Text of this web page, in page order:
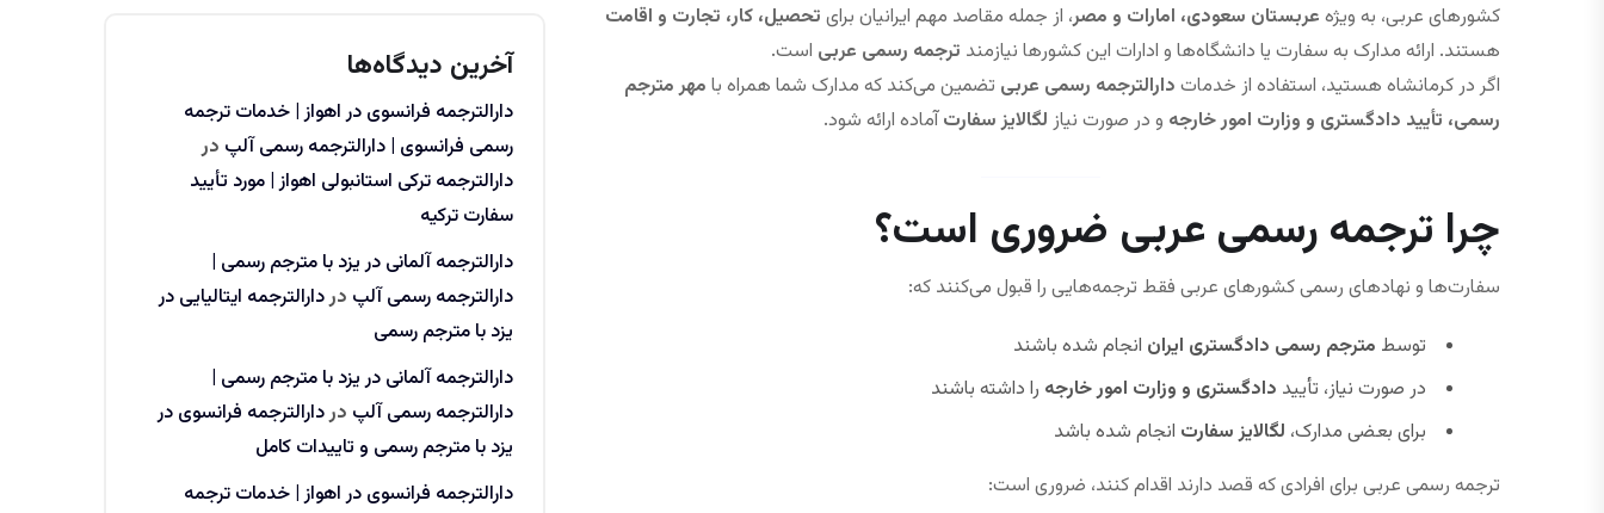
کشورهای عربی، به ویژه عربستان سعودی، امارات و مصر، از جمله مقاصد مهم ایرانیان برای تحصیل، کار، تجارت و اقامت
هستند. ارائه مدارک به سفارت یا دانشگاه‌ها و ادارات این کشورها نیازمند ترجمه رسمی عربی است.
اگر در کرمانشاه هستید، استفاده از خدمات دارالترجمه رسمی عربی تضمین می‌کند که مدارک شما همراه با مهر مترجم
رسمی، تأیید دادگستری و وزارت امور خارجه و در صورت نیاز لگالایز سفارتآماده ارائه شود.
چرا ترجمه رسمی عربی ضروری است؟
سفارت‌ها و نهادهای رسمی کشورهای عربی فقط ترجمه‌هایی را قبول می‌کنند که:
توسط مترجم رسمی دادگستری ایران انجام شده باشند
در صورت نیاز، تأیید دادگستری و وزارت امور خارجه را داشته باشند
برای بعضی مدارک، لگالایز سفارت انجام شده باشد
ترجمه رسمی عربی برای افرادی که قصد دارند اقدام کنند، ضروری است:
آخرین دیدگاه‌ها
دارالترجمه فرانسوی در اهواز | خدمات ترجمه
رسمی فرانسوی | دارالترجمه رسمی آلپ در
دارالترجمه ترکی استانبولی اهواز | مورد تأیید
سفارت ترکیه
دارالترجمه آلمانی در یزد با مترجم رسمی |
دارالترجمه رسمی آلپ دردارالترجمه ایتالیایی در
یزد با مترجم رسمی
دارالترجمه آلمانی در یزد با مترجم رسمی |
دارالترجمه رسمی آلپ دردارالترجمه فرانسوی در
یزد با مترجم رسمی و تاییدات کامل
دارالترجمه فرانسوی در اهواز | خدمات ترجمه